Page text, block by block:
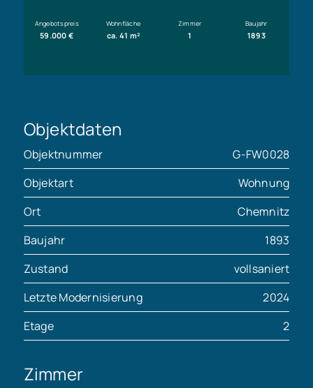
Angebotspreis
59.000 €
Wohnfläche
ca. 41 m²
Zimmer
1
Baujahr
1893
Objektdaten
Objektnummer
G-FW0028
Objektart
Wohnung
Ort
Chemnitz
Baujahr
1893
Zustand
vollsaniert
Letzte Modernisierung
2024
Etage
2
Zimmer